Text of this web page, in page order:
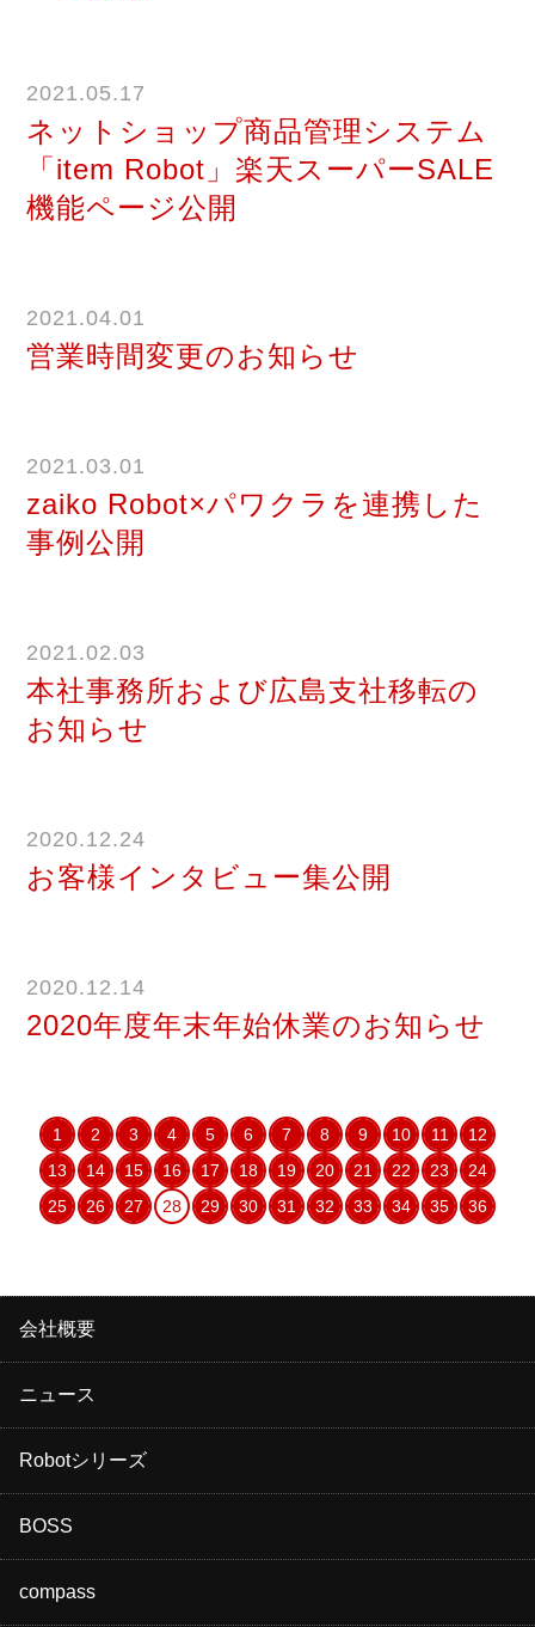
2021.05.17
ネットショップ商品管理システム
「item Robot」楽天スーパーSALE
機能ページ公開
2021.04.01
営業時間変更のお知らせ
2021.03.01
zaiko Robot×パワクラを連携した
事例公開
2021.02.03
本社事務所および広島支社移転の
お知らせ
2020.12.24
お客様インタビュー集公開
2020.12.14
2020年度年末年始休業のお知らせ
1 2 3 4 5 6 7 8 9 10 11
12
13
14 15 16 17 18 19 20 21 22 23
24
25
26 27 28 29 30 31 32 33 34 35 36
会社概要
ニュース
Robotシリーズ
BOSS
compass